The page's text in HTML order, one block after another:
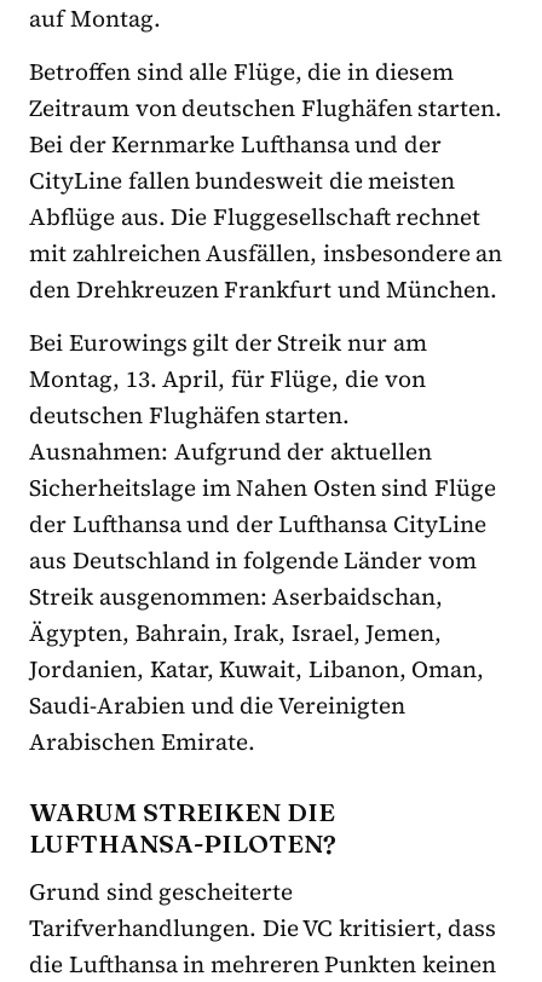
auf Montag.
Betroffen sind alle Flüge, die in diesem
Zeitraum von deutschen Flughäfen starten.
Bei der Kernmarke Lufthansa und der
CityLine fallen bundesweit die meisten
Abflüge aus. Die Fluggesellschaft rechnet
mit zahlreichen Ausfällen, insbesondere an
den Drehkreuzen Frankfurt und München.
Bei Eurowings gilt der Streik nur am
Montag, 13. April, für Flüge, die von
deutschen Flughäfen starten.
Ausnahmen: Aufgrund der aktuellen
Sicherheitslage im Nahen Osten sind Flüge
der Lufthansa und der Lufthansa CityLine
aus Deutschland in folgende Länder vom
Streik ausgenommen: Aserbaidschan,
Ägypten, Bahrain, Irak, Israel, Jemen,
Jordanien, Katar, Kuwait, Libanon, Oman,
Saudi-Arabien und die Vereinigten
Arabischen Emirate.
WARUM STREIKEN DIE
LUFTHANSA-PILOTEN?
Grund sind gescheiterte
Tarifverhandlungen. Die VC kritisiert, dass
die Lufthansa in mehreren Punkten keinen